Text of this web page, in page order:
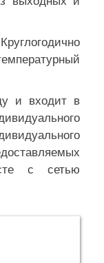
и входит в
с сетью